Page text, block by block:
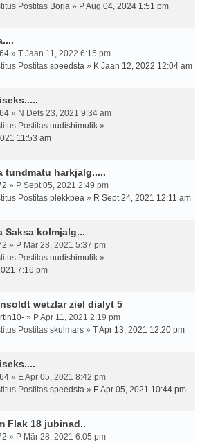
Postitas Borja » P Aug 04, 2024 1:51 pm
» T Jaan 11, 2022 6:15 pm
Postitas speedsta » K Jaan 12, 2022 12:04 am
» N Dets 23, 2021 9:34 am
Postitas uudishimulik »
11:53 am
tundmatu harkjalg.....
» P Sept 05, 2021 2:49 pm
Postitas plekkpea » R Sept 24, 2021 12:11 am
Saksa kolmjalg...
» P Mär 28, 2021 5:37 pm
Postitas uudishimulik »
7:16 pm
wetzlar ziel dialyt 5
» P Apr 11, 2021 2:19 pm
Postitas skulmars » T Apr 13, 2021 12:20 pm
» E Apr 05, 2021 8:42 pm
Postitas speedsta » E Apr 05, 2021 10:44 pm
Flak 18 jubinad..
» P Mär 28, 2021 6:05 pm